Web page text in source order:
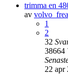
trimma en
av
1
2
32
38664
22 apr